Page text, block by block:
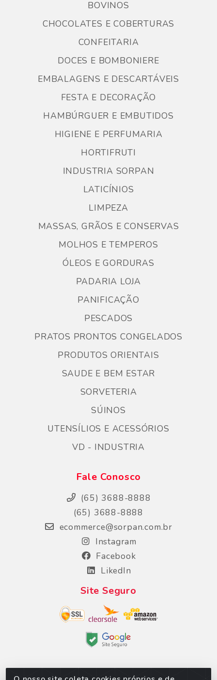
BOVINOS
CHOCOLATES E COBERTURAS
CONFEITARIA
DOCES E BOMBONIERE
EMBALAGENS E DESCARTÁVEIS
FESTA E DECORAÇÃO
HAMBÚRGUER E EMBUTIDOS
HIGIENE E PERFUMARIA
HORTIFRUTI
INDUSTRIA SORPAN
LATICÍNIOS
LIMPEZA
MASSAS, GRÃOS E CONSERVAS
MOLHOS E TEMPEROS
ÓLEOS E GORDURAS
PADARIA LOJA
PANIFICAÇÃO
PESCADOS
PRATOS PRONTOS CONGELADOS
PRODUTOS ORIENTAIS
SAUDE E BEM ESTAR
SORVETERIA
SÚINOS
UTENSÍLIOS E ACESSÓRIOS
VD - INDUSTRIA
Fale Conosco
(65) 3688-8888
(65) 3688-8888
ecommerce@sorpan.com.br
Instagram
Facebook
LikedIn
Site Seguro